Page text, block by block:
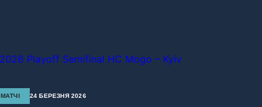
МАТЧІ 24 БЕРЕЗНЯ 2026